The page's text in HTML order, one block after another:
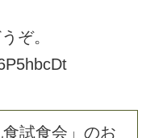
ぞ。
試食会」のお